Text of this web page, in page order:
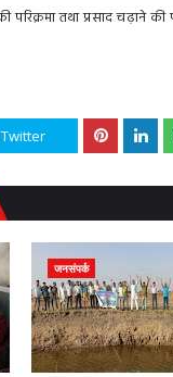
तथा प्रसाद चढ़ाने की
Twitter
जनसंपर्क